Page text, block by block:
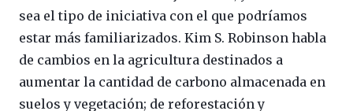
sea el tipo de iniciativa con el que podríamos
estar más familiarizados. Kim S. Robinson habla
de cambios en la agricultura destinados a
aumentar la cantidad de carbono almacenada en
suelos y vegetación; de reforestación y